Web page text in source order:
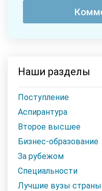
Наши разделы
Поступление
Аспирантура
Второе высшее
Бизнес-образование
За рубежом
Специальности
Лучшие вузы страны